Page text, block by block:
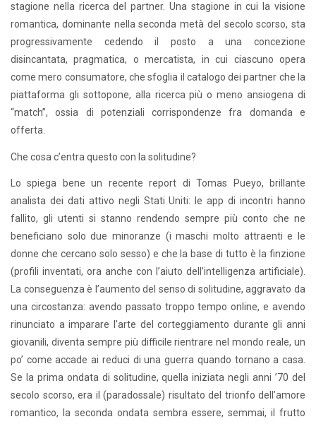
stagione nella ricerca del partner. Una stagione in cui la visione
romantica, dominante nella seconda metà del secolo scorso, sta
progressivamente cedendo il posto a una concezione
disincantata, pragmatica, o mercatista, in cui ciascuno opera
come mero consumatore, che sfoglia il catalogo dei partner che la
piattaforma gli sottopone, alla ricerca più o meno ansiogena di
“match”, ossia di potenziali corrispondenze fra domanda e
offerta.
Che cosa c’entra questo con la solitudine?
Lo spiega bene un recente report di Tomas Pueyo, brillante
analista dei dati attivo negli Stati Uniti: le app di incontri hanno
fallito, gli utenti si stanno rendendo sempre più conto che ne
beneficiano solo due minoranze (i maschi molto attraenti e le
donne che cercano solo sesso) e che la base di tutto è la finzione
(profili inventati, ora anche con l’aiuto dell’intelligenza artificiale).
La conseguenza è l’aumento del senso di solitudine, aggravato da
una circostanza: avendo passato troppo tempo online, e avendo
rinunciato a imparare l’arte del corteggiamento durante gli anni
giovanili, diventa sempre più difficile rientrare nel mondo reale, un
po’ come accade ai reduci di una guerra quando tornano a casa.
Se la prima ondata di solitudine, quella iniziata negli anni ’70 del
secolo scorso, era il (paradossale) risultato del trionfo dell’amore
romantico, la seconda ondata sembra essere, semmai, il frutto